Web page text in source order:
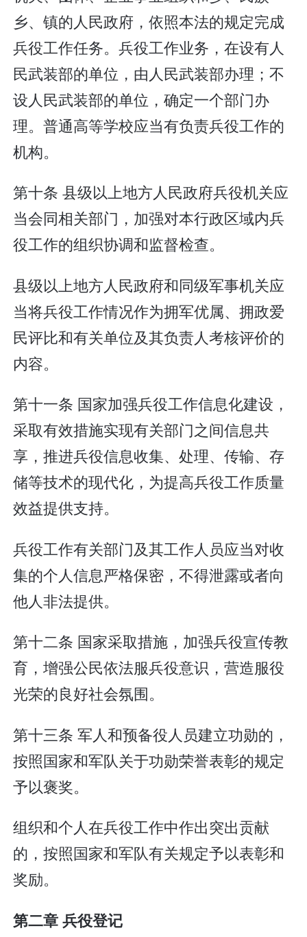
乡、镇的人民政府，依照本法的规定完成
兵役工作任务。兵役工作业务，在设有人
民武装部的单位，由人民武装部办理；不
设人民武装部的单位，确定一个部门办
理。普通高等学校应当有负责兵役工作的
机构。
第十条 县级以上地方人民政府兵役机关应
当会同相关部门，加强对本行政区域内兵
役工作的组织协调和监督检查。
县级以上地方人民政府和同级军事机关应
当将兵役工作情况作为拥军优属、拥政爱
民评比和有关单位及其负责人考核评价的
内容。
第十一条 国家加强兵役工作信息化建设，
采取有效措施实现有关部门之间信息共
享，推进兵役信息收集、处理、传输、存
储等技术的现代化，为提高兵役工作质量
效益提供支持。
兵役工作有关部门及其工作人员应当对收
集的个人信息严格保密，不得泄露或者向
他人非法提供。
第十二条 国家采取措施，加强兵役宣传教
育，增强公民依法服兵役意识，营造服役
光荣的良好社会氛围。
第十三条 军人和预备役人员建立功勋的，
按照国家和军队关于功勋荣誉表彰的规定
予以褒奖。
组织和个人在兵役工作中作出突出贡献
的，按照国家和军队有关规定予以表彰和
奖励。
第二章 兵役登记